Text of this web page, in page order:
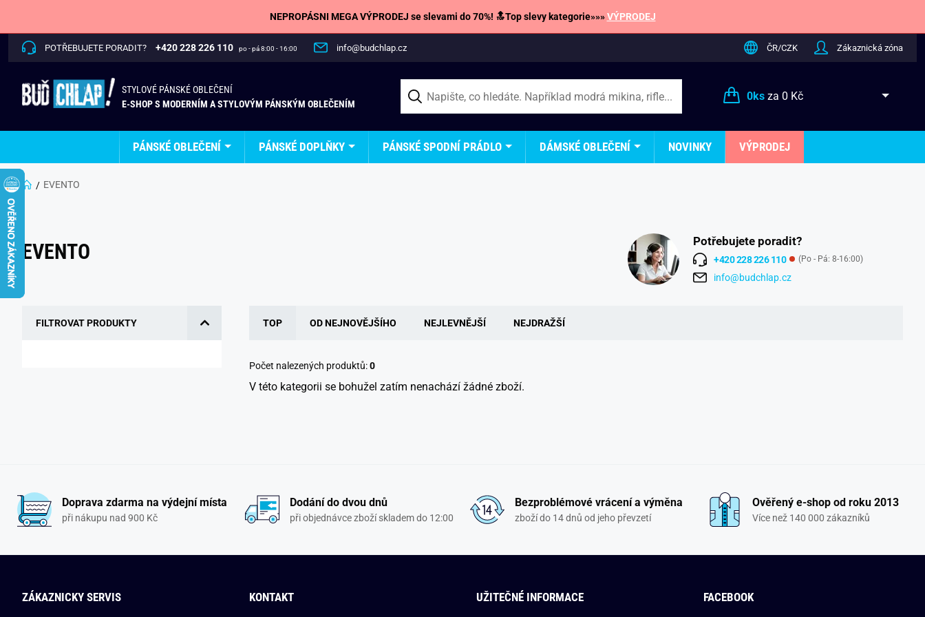
NEPROPÁSNI MEGA VÝPRODEJ se slevami do 70%! 🔝Top slevy kategorie»»»VÝPRODEJ
POTŘEBUJETE PORADIT? +420 228 226 110 po - pá 8:00 - 16:00 info@budchlap.cz ČR/CZK Zákaznická zóna
STYLOVÉ PÁNSKÉ OBLEČENÍ
E-SHOP S MODERNÍM A STYLOVÝM PÁNSKÝM OBLEČENÍM
0ksza 0 Kč
PÁNSKÉ OBLEČENÍ PÁNSKÉ DOPLŇKY PÁNSKÉ SPODNÍ PRÁDLO DÁMSKÉ OBLEČENÍ NOVINKY VÝPRODEJ
EVENTO
EVENTO Potřebujete poradit?
+420 228 226 110 (Po - Pá: 8-16:00)
info@budchlap.cz
FILTROVAT PRODUKTY TOP OD NEJNOVĚJŠÍHO NEJLEVNĚJŠÍ NEJDRAŽŠÍ
Počet nalezených produktů:0
V této kategorii se bohužel zatím nenachází žádné zboží.
Doprava zdarma na výdejní místa
při nákupu nad 900 Kč
Dodání do dvou dnů
při objednávce zboží skladem do 12:00
Bezproblémové vrácení a výměna
zboží do 14 dnů od jeho převzetí
Ověřený e-shop od roku 2013
Více než 140 000 zákazníků
ZÁKAZNICKY SERVIS KONTAKT UŽITEČNÉ INFORMACE FACEBOOK